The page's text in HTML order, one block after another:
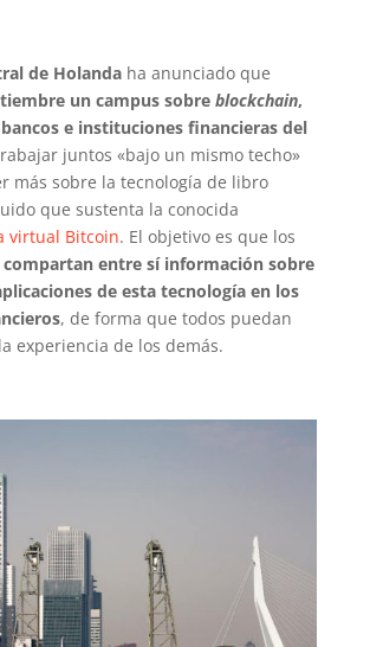
de Holandaha anunciado que
un campus sobre blockchain,
e instituciones financieras del
juntos «bajo un mismo techo»
más sobre la tecnología de libro
que sustenta la conocida
virtual Bitcoin. El objetivo es que los
compartan entre sí información sobre
de esta tecnología en los
, de forma que todos puedan
experiencia de los demás.